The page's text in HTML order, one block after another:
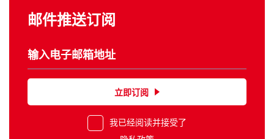
邮件推送订阅
立即订阅
我已经阅读并接受了